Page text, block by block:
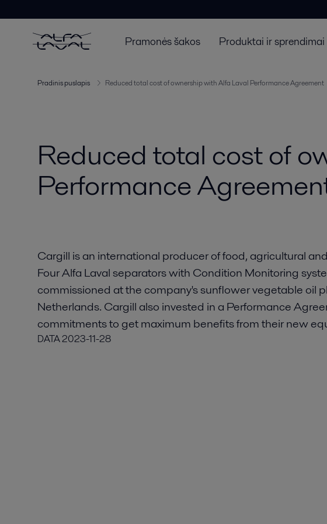
Pramonės šakos Produktai ir sprendimai
Pradinis puslapis Reduced total cost of ownership with Alfa Laval Performance Agreement
Reduced total cost of
Performance
Cargill is an international producer of food, agricultural
Four Alfa Laval separators with Condition Monitoring
commissioned at the company's sunflower vegetable oil
Netherlands. Cargill also invested in a Performance
commitments to get maximum benefits from their new
DATA2023-11-28